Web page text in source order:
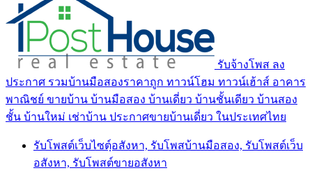
รับจ้างโพส ลง
ประกาศ รวมบ้านมือสองราคาถูก ทาวน์โฮม ทาวน์เฮ้าส์ อาคาร
พาณิชย์ ขายบ้าน บ้านมือสอง บ้านเดี่ยว บ้านชั้นเดียว บ้านสอง
ชั้น บ้านใหม่ เช่าบ้าน ประกาศขายบ้านเดี่ยว ในประเทศไทย
รับโพสต์เว็บไซตฺ์อสังหา, รับโพสบ้านมือสอง, รับโพสต์เว็บ
อสังหา, รับโพสต์ขายอสังหา